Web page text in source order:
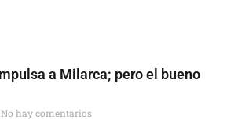
a Milarca; pero el bueno
No hay comentarios